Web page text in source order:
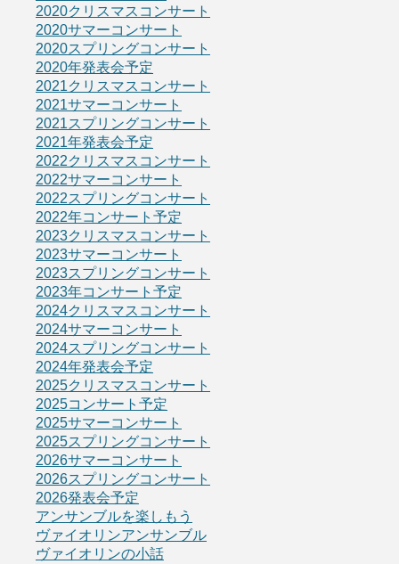
2020クリスマスコンサート
2020サマーコンサート
2020スプリングコンサート
2020年発表会予定
2021クリスマスコンサート
2021サマーコンサート
2021スプリングコンサート
2021年発表会予定
2022クリスマスコンサート
2022サマーコンサート
2022スプリングコンサート
2022年コンサート予定
2023クリスマスコンサート
2023サマーコンサート
2023スプリングコンサート
2023年コンサート予定
2024クリスマスコンサート
2024サマーコンサート
2024スプリングコンサート
2024年発表会予定
2025クリスマスコンサート
2025コンサート予定
2025サマーコンサート
2025スプリングコンサート
2026サマーコンサート
2026スプリングコンサート
2026発表会予定
アンサンブルを楽しもう
ヴァイオリンアンサンブル
ヴァイオリンの小話